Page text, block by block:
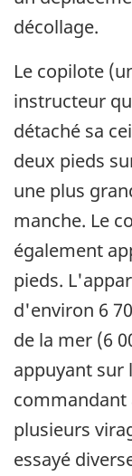
décollage.
Le copilote
instructeur
détaché sa
deux pieds
une plus
manche. Le
également
pieds.
d'environ 6
de la mer (6
appuyant sur
commandant
plusieurs
essayé